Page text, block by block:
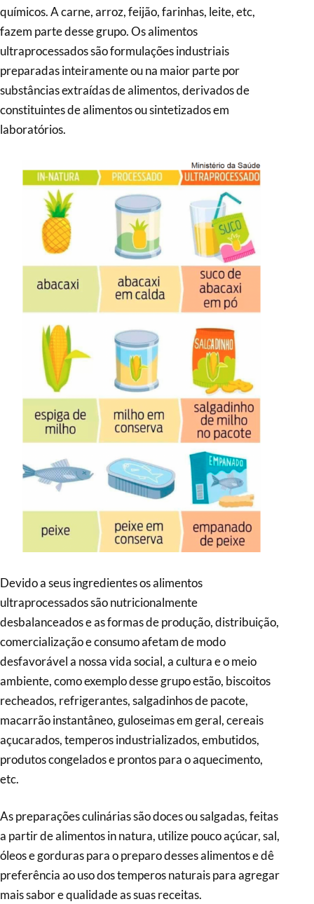
químicos. A carne, arroz, feijão, farinhas, leite, etc,
fazem parte desse grupo. Os alimentos
ultraprocessados são formulações industriais
preparadas inteiramente ou na maior parte por
substâncias extraídas de alimentos, derivados de
constituintes de alimentos ou sintetizados em
laboratórios.
Devido a seus ingredientes os alimentos
ultraprocessados são nutricionalmente
desbalanceados e as formas de produção, distribuição,
comercialização e consumo afetam de modo
desfavorável a nossa vida social, a cultura e o meio
ambiente, como exemplo desse grupo estão, biscoitos
recheados, refrigerantes, salgadinhos de pacote,
macarrão instantâneo, guloseimas em geral, cereais
açucarados, temperos industrializados, embutidos,
produtos congelados e prontos para o aquecimento,
etc.
As preparações culinárias são doces ou salgadas, feitas
a partir de alimentos in natura, utilize pouco açúcar, sal,
óleos e gorduras para o preparo desses alimentos e dê
preferência ao uso dos temperos naturais para agregar
mais sabor e qualidade as suas receitas.